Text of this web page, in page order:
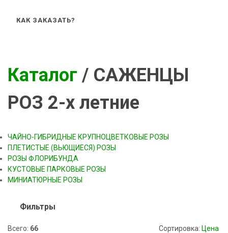
КАК ЗАКАЗАТЬ?
Каталог / САЖЕНЦЫ
РОЗ 2-х летние
ЧАЙНО-ГИБРИДНЫЕ КРУПНОЦВЕТКОВЫЕ РОЗЫ
ПЛЕТИСТЫЕ (ВЬЮЩИЕСЯ) РОЗЫ
РОЗЫ ФЛОРИБУНДА
КУСТОВЫЕ ПАРКОВЫЕ РОЗЫ
МИНИАТЮРНЫЕ РОЗЫ
Фильтры
Всего: 66 Сортировка: Цена